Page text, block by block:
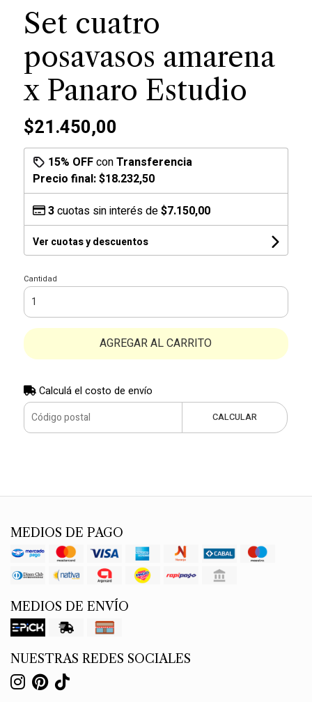
Set cuatro
posavasos amarena
x Panaro Estudio
$21.450,00
15% OFFconTransferencia
Precio final:$18.232,50
3cuotas sin interés de$7.150,00
Ver cuotas y descuentos
Cantidad
AGREGAR AL CARRITO
Calculá el costo de envío
CALCULAR
MEDIOS DE PAGO
MEDIOS DE ENVÍO
NUESTRAS REDES SOCIALES